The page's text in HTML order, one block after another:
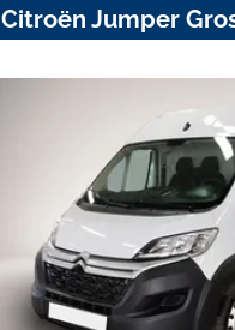
Citroën Jumper